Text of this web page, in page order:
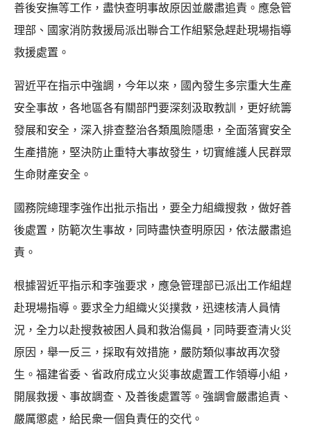
善後安撫等工作，盡快查明事故原因並嚴肅追責。應急管
理部、國家消防救援局派出聯合工作組緊急趕赴現場指導
救援處置。
習近平在指示中強調，今年以來，國內發生多宗重大生產
安全事故，各地區各有關部門要深刻汲取教訓，更好統籌
發展和安全，深入排查整治各類風險隱患，全面落實安全
生產措施，堅決防止重特大事故發生，切實維護人民群眾
生命財產安全。
國務院總理李強作出批示指出，要全力組織搜救，做好善
後處置，防範次生事故，同時盡快查明原因，依法嚴肅追
責。
根據習近平指示和李強要求，應急管理部已派出工作組趕
赴現場指導。要求全力組織火災撲救，迅速核清人員情
況，全力以赴搜救被困人員和救治傷員，同時要查清火災
原因，舉一反三，採取有效措施，嚴防類似事故再次發
生。福建省委、省政府成立火災事故處置工作領導小組，
開展救援、事故調查、及善後處置等。強調會嚴肅追責、
嚴厲懲處，給民衆一個負責任的交代。